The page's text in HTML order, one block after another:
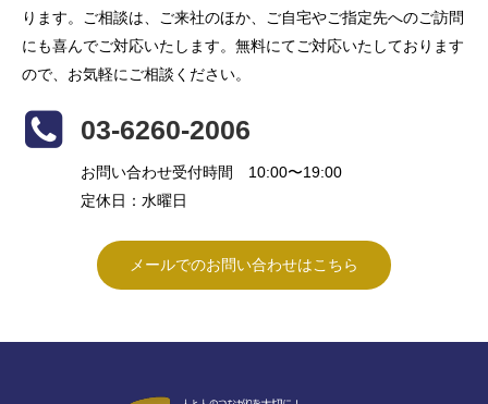
ります。ご相談は、ご来社のほか、ご自宅やご指定先へのご訪問
にも喜んでご対応いたします。無料にてご対応いたしております
ので、お気軽にご相談ください。
03-6260-2006
お問い合わせ受付時間 10:00〜19:00
定休日：水曜日
メールでのお問い合わせはこちら